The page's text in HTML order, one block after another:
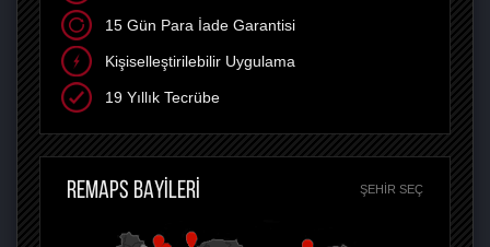
15 Gün Para İade Garantisi
Kişiselleştirilebilir Uygulama
19 Yıllık Tecrübe
REMAPS BAYİLERİ ŞEHIR SEÇ